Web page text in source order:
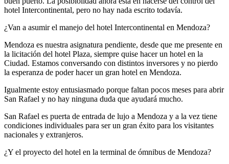
hotel Intercontinental, pero no hay nada escrito todavía.
¿Van a asumir el manejo del hotel Intercontinental en Mendoza?
Mendoza es nuestra asignatura pendiente, desde que me presente en
la licitación del hotel Plaza, siempre quise hacer un hotel en la
Ciudad. Estamos conversando con distintos inversores y no pierdo
la esperanza de poder hacer un gran hotel en Mendoza.
Igualmente estoy entusiasmado porque faltan pocos meses para abrir
San Rafael y no hay ninguna duda que ayudará mucho.
San Rafael es puerta de entrada de lujo a Mendoza y a la vez tiene
condiciones individuales para ser un gran éxito para los visitantes
nacionales y extranjeros.
¿Y el proyecto del hotel en la terminal de ómnibus de Mendoza?